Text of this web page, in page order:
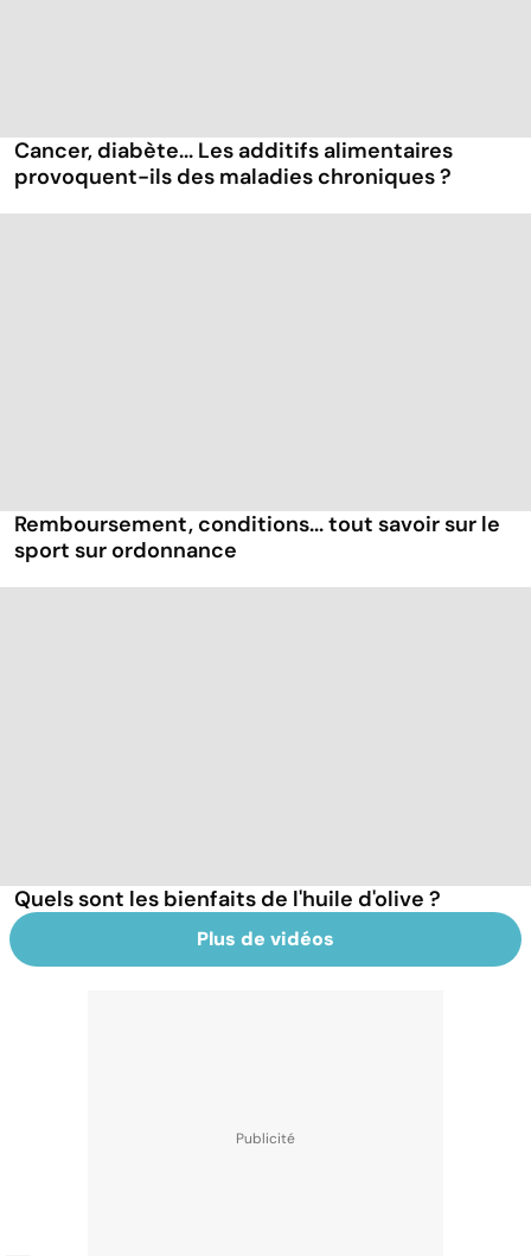
Cancer, diabète... Les additifs alimentaires
provoquent-ils des maladies chroniques ?
Remboursement, conditions... tout savoir sur le
sport sur ordonnance
Quels sont les bienfaits de l'huile d'olive ?
Plus de vidéos